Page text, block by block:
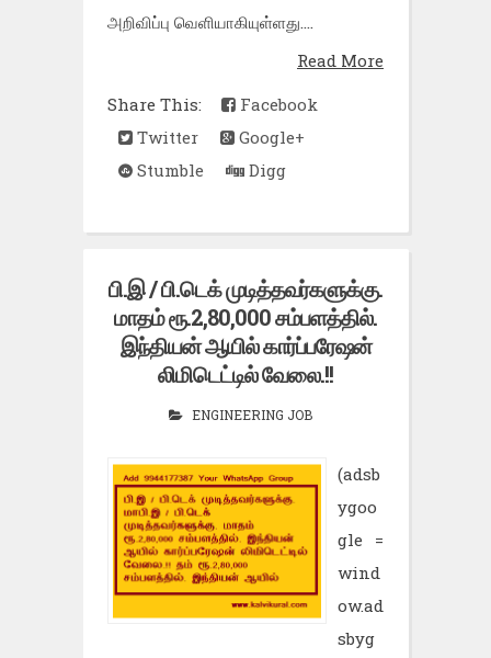
அறிவிப்பு வெளியாகியுள்ளது....
Read More
Share This:
Facebook
Twitter
Google+
Stumble
Digg
பி.இ / பி.டெக் முடித்தவர்களுக்கு.
மாதம் ரூ.2,80,000 சம்பளத்தில்.
இந்தியன் ஆயில் கார்ப்பரேஷன்
லிமிடெட்டில் வேலை.!!
ENGINEERING JOB
(adsb
ygoo
gle =
wind
ow.ad
sbyg